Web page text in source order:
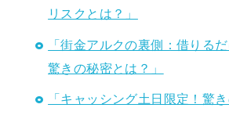
リスクとは？」
「街金アルクの裏側：借りる
驚きの秘密とは？」
「キャッシング土日限定！驚